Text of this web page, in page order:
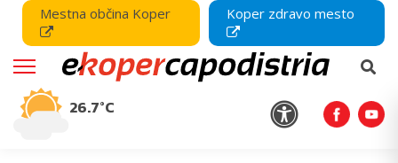
Mestna občina Koper Koper zdravo mesto
26.7°C